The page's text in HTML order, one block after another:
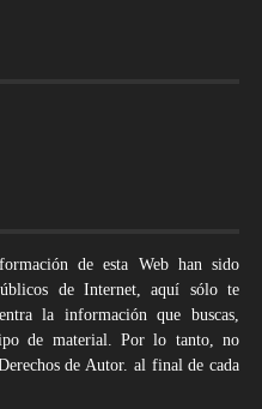
de esta Web han sido
de Internet, aquí sólo te
la información que buscas,
de material. Por lo tanto, no
de Autor. al final de cada